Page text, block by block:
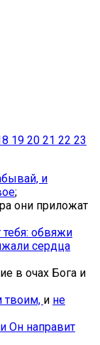
19 20 21 22 23
и
;
они приложат
тебя: обвяжи
сердца
в очах Бога и
твоим, и не
Он направит